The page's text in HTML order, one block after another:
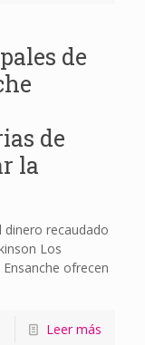
de
de
la
dinero recaudado
Los
ofrecen
Leer más